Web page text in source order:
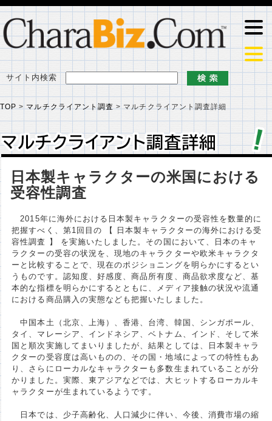
サイト内検索
TOP > マルチクライアント調査 > マルチクライアント調査詳細
マルチクライアント調査詳細
マルチクライアント調査詳細
日本製キャラクターの米国における
受容性調査
2015年に海外における日本製キャラクターの受容性を数量的に
把握すべく、第1回目の 【 日本製キャラクターの海外における受
容性調査 】 を実施いたしました。その国において、日本のキャ
ラクターの受容の状況を、現地のキャラクターや欧米キャラクタ
ーと比較することで、現在のポジショニングを明らかにするとい
うものです。認知度、好感度、商品所有度、商品欲求度など、基
本的な指標を明らかにするとともに、メディア接触の状況や流通
における商品購入の実態なども把握いたしました。
中国本土（北京、上海）、香港、台湾、韓国、シンガポール、
タイ、マレーシア、インドネシア、ベトナム、インド、そして米
国と順次実施してまいりましたが、結果としては、日本製キャラ
クターの受容度は高いものの、その国・地域によっての特性もあ
り、さらにローカルなキャラクターも多数生まれていることが分
かりました。実際、東アジアなどでは、大ヒットするローカルキ
ャラクターが生まれているようです。
日本では、少子高齢化、人口減少に伴い、今後、消費市場の縮